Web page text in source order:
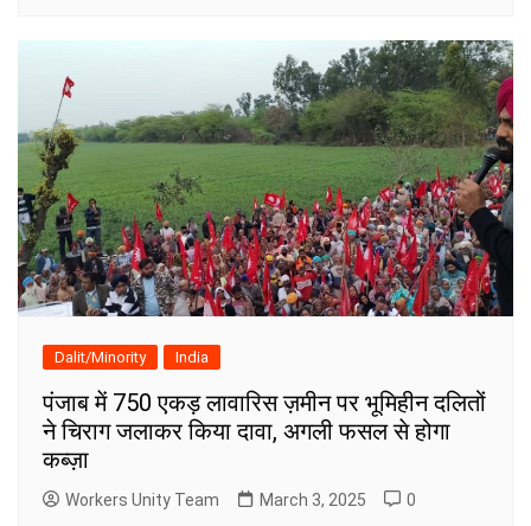
Dalit/Minority India
पंजाब में 750 एकड़ लावारिस ज़मीन पर भूमिहीन दलितों
ने चिराग जलाकर किया दावा, अगली फसल से होगा
कब्ज़ा
Workers Unity Team March 3, 2025 0